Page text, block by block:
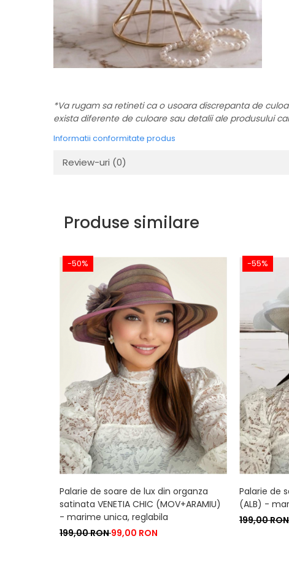
*Va rugam sa retineti ca o usoara discrepanta de
exista diferente de culoare sau detalii ale produsului
Informatii conformitate produs
Review-uri (0)
Produse similare
-50%
Palarie de soare de lux din organza
satinata VENETIA CHIC (MOV+ARAMIU)
- marime unica, reglabila
199,00 RON99,00 RON
-55%
Palarie de
(ALB) -
199,00